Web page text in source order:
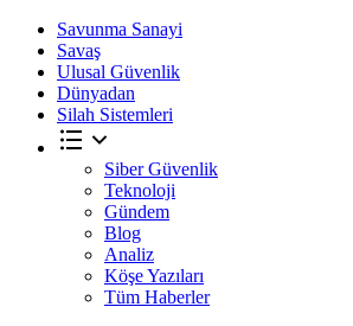
Savunma Sanayi
Savaş
Ulusal Güvenlik
Dünyadan
Silah Sistemleri
Siber Güvenlik
Teknoloji
Gündem
Blog
Analiz
Köşe Yazıları
Tüm Haberler